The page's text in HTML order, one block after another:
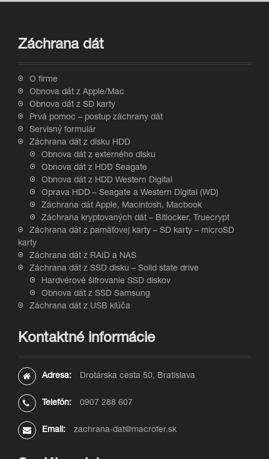
Záchrana dát
O firme
Obnova dát z Apple/Mac
Obnova dát z SD karty
Prvá pomoc – postup záchrany dát
Servisný formulár
Záchrana dát z disku HDD
Obnova dát z externého disku
Obnova dát z HDD Seagate
Obnova dát z HDD Western Digital
Oprava HDD – Seagate a Western Digital (WD)
Záchrana dát Apple, Macintosh, Macbook
Záchrana kryptovaných dát – Bitlocker, Truecrypt
Záchrana dát z pamäťovej karty – SD karty – microSD
karty
Záchrana dát z RAID a NAS
Záchrana dát z SSD disku – Solid state drive
Hardvérové šifrovanie SSD diskov
Obnova dát z SSD Samsung
Záchrana dát z USB kľúča
Kontaktné informácie
Adresa: Drotárska cesta 50, Bratislava
Telefón: 0907 288 607
Email: zachrana-dat@macrofer.sk